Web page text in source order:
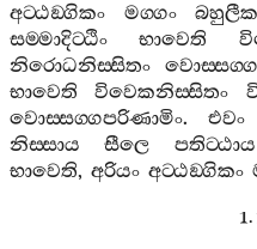
අට‍්ඨඞ‍්ගිකං
මග‍්ගං
සම‍්මාදිට‍්ඨිං
භාවෙති
නිරොධනිස‍්සිතං
භාවෙති
විවෙකනිස‍්සිතං
වොස‍්සග‍්ගපරිණාමිං. එවං
නිස‍්සාය
සීලෙ පතිට‍්ඨාය
භාවෙති, අරියං අට‍්ඨඞ‍්ගිකං